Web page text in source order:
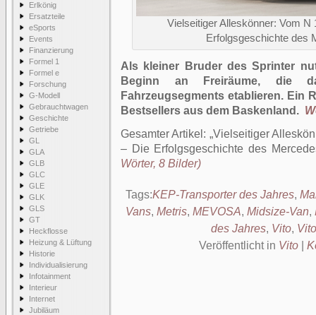
Erlkönig
Ersatzteile
eSports
Events
Finanzierung
Formel 1
Formel e
Forschung
G-Modell
Gebrauchtwagen
Geschichte
Getriebe
GL
GLA
GLB
GLC
GLE
GLK
GLS
GT
Heckflosse
Heizung & Lüftung
Historie
Individualisierung
Infotainment
Interieur
Internet
Jubiläum
Vielseitiger Alleskönner: Vom N
Erfolgsgeschichte des
Als kleiner Bruder des Sprinter
Beginn an Freiräume, die
Fahrzeugsegments etablieren. Ein
Bestsellers aus dem Baskenland.
Gesamter Artikel:
Vielseitiger
– Die Erfolgsgeschichte des
Wörter, 8 Bilder)
Tags:KEP-Transporter des Jahres,
Vans, Metris, MEVOSA, Midsize-Van,
des Jahres, Vito,
Veröffentlicht in Vito|